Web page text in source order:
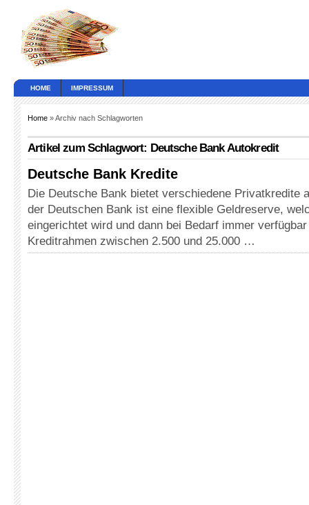
HOME IMPRESSUM
Home » Archiv nach Schlagworten
Artikel zum Schlagwort: Deutsche Bank Autokredit
Deutsche Bank Kredite
Die Deutsche Bank bietet verschiedene Privatkredite
der Deutschen Bank ist eine flexible Geldreserve,
eingerichtet wird und dann bei Bedarf immer
Kreditrahmen zwischen 2.500 und 25.000 …